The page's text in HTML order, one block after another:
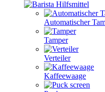
Automatischer
Tamper
Verteiler
Kaffeewaage